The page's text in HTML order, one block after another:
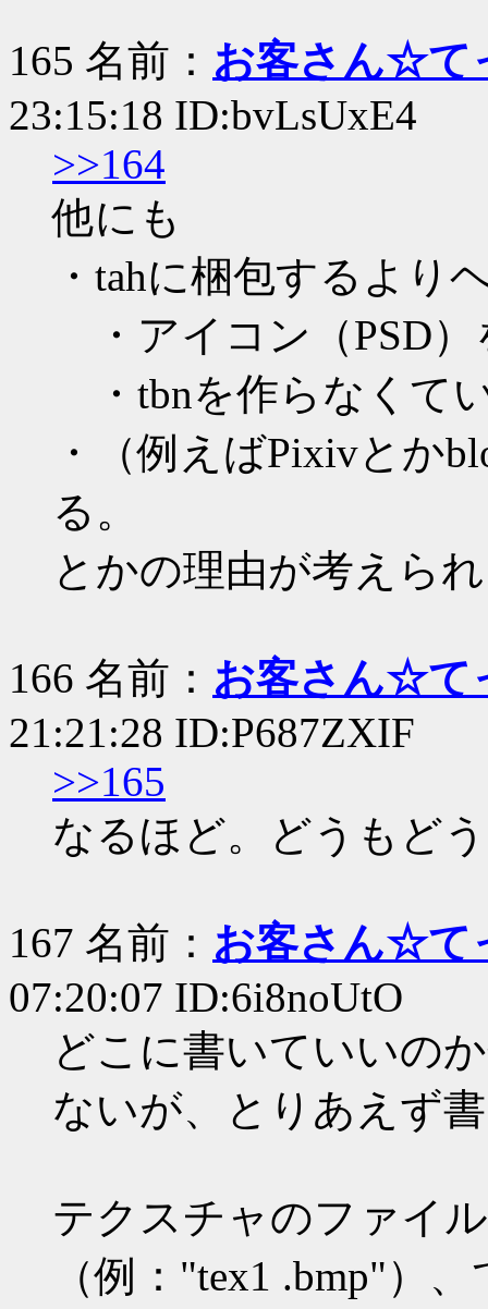
165 名前： お客さん☆て
23:15:18 ID:bvLsUxE4
>>164
他にも
・tahに梱包するより
・アイコン（PSD
・tbnを作らなくて
・（例えばPixivとか
る。
とかの理由が考えら
166 名前： お客さん☆て
21:21:28 ID:P687ZXIF
>>165
なるほど。どうもど
167 名前： お客さん☆て
07:20:07 ID:6i8noUtO
どこに書いていいの
ないが、とりあえず
テクスチャのファイ
（例："tex1 .bmp"）